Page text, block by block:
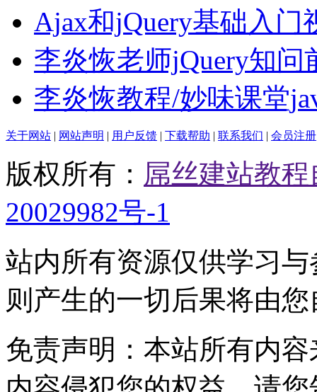
Ajax和jQuery基础入门
李炎恢老师jQuery知问
李炎恢教程/妙味课堂
关于网站 | 网站声明 | 用户反馈 | 下载帮助 | 联系我们 | 会员注册
版权所有： 屌丝建站教
20029982号-1
站内所有资源仅供学习
则产生的一切后果将由
免责声明：本站所有内